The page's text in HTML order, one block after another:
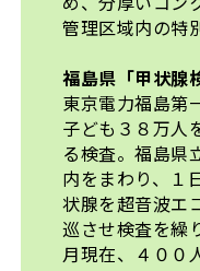
管理区域内の特
福島県「甲状腺
東京電力福島第
子ども３８万人
る検査。福島県
内をまわり、１
状腺を超音波エ
巡させ検査を繰
月現在、４００